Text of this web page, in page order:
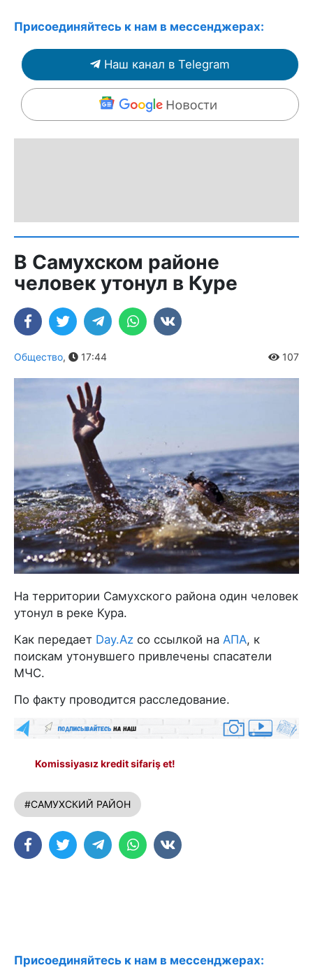
Присоединяйтесь к нам в мессенджерах:
Наш канал в Telegram
В Самухском районе
человек утонул в Куре
Общество, 17:44 107
На территории Самухского района один человек
утонул в реке Кура.
Как передает Day.Az со ссылкой на АПА, к
поискам утонувшего привлечены спасатели
МЧС.
По факту проводится расследование.
Komissiyasız kredit sifariş et!
#САМУХСКИЙ РАЙОН
Присоединяйтесь к нам в мессенджерах: